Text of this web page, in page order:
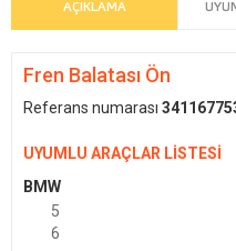
AÇIKLAMA
Fren Balatası Ön
Referans numarası
UYUMLU ARAÇLAR LİSTESİ
BMW
5
6